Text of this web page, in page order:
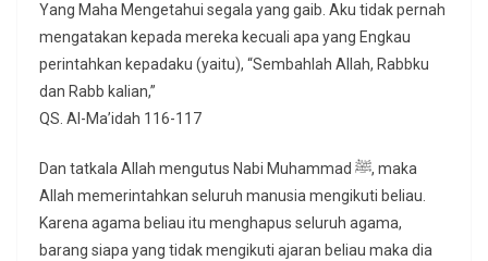
Yang Maha Mengetahui segala yang gaib. Aku tidak pernah
mengatakan kepada mereka kecuali apa yang Engkau
perintahkan kepadaku (yaitu), “Sembahlah Allah, Rabbku
dan Rabb kalian,”
QS. Al-Ma’idah 116-117
Dan tatkala Allah mengutus Nabi Muhammad ﷺ, maka
Allah memerintahkan seluruh manusia mengikuti beliau.
Karena agama beliau itu menghapus seluruh agama,
barang siapa yang tidak mengikuti ajaran beliau maka dia